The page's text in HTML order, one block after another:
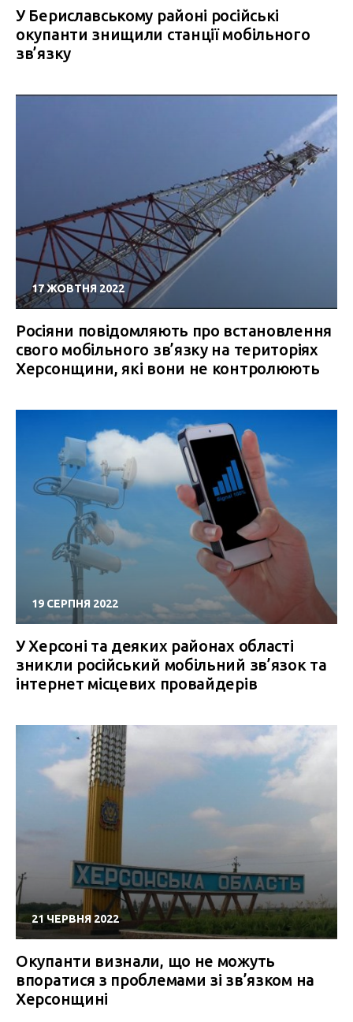
У Бериславському районі російські
окупанти знищили станції мобільного
зв’язку
17 ЖОВТНЯ 2022
Росіяни повідомляють про встановлення
свого мобільного зв’язку на територіях
Херсонщини, які вони не контролюють
19 СЕРПНЯ 2022
У Херсоні та деяких районах області
зникли російський мобільний зв’язок та
інтернет місцевих провайдерів
21 ЧЕРВНЯ 2022
Окупанти визнали, що не можуть
впоратися з проблемами зі зв’язком на
Херсонщині